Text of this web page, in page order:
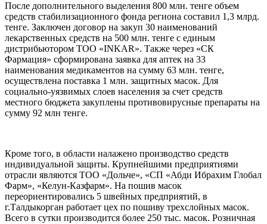
После дополнительного выделения 800 млн. тенге объем
средств стабилизационного фонда региона составил 1,3 млрд.
тенге. Заключен договор на закуп 30 наименований
лекарственных средств на 500 млн. тенге с единым
дистрибьютором ТОО «INKAR». Также через «СК
Фармация» сформирована заявка для аптек на 33
наименования медикаментов на сумму 63 млн. тенге,
осуществлена поставка 1 млн. защитных масок. Для
социально-уязвимых слоев населения за счет средств
местного бюджета закуплены противовирусные препараты на
сумму 92 млн тенге.
Кроме того, в области налажено производство средств
индивидуальной защиты. Крупнейшими предприятиями
отрасли являются ТОО «Дольче», «СП «Абди Ибрахим Глобал
Фарм», «Келун-Казфарм». На пошив масок
переориентировались 5 швейных предприятий, в
г.Талдыкорган работает цех по пошиву трехслойных масок.
Всего в сутки производится более 250 тыс. масок. Розничная